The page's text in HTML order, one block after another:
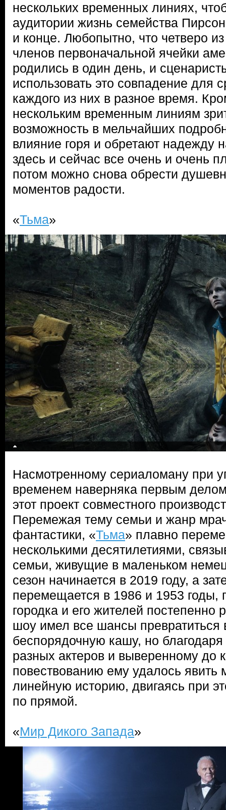
нескольких временных линиях,
аудитории жизнь семейства
и конце. Любопытно, что четверо
членов первоначальной ячейки
родились в один день, и
использовать это совпадение для
каждого из них в разное время.
нескольким временным линиям
возможность в мельчайших
влияние горя и обретают надежду
здесь и сейчас все очень и очень
потом можно снова обрести
моментов радости.
«Тьма»
Насмотренному сериаломану при
временем наверняка первым
этот проект совместного
Перемежая тему семьи и жанр
фантастики, «Тьма» плавно
несколькими десятилетиями,
семьи, живущие в маленьком
сезон начинается в 2019 году, а
перемещается в 1986 и 1953 годы,
городка и его жителей
шоу имел все шансы превратиться
беспорядочную кашу, но
разных актеров и выверенному до
повествованию ему удалось явить
линейную историю, двигаясь при
по прямой.
«Мир Дикого Запада»